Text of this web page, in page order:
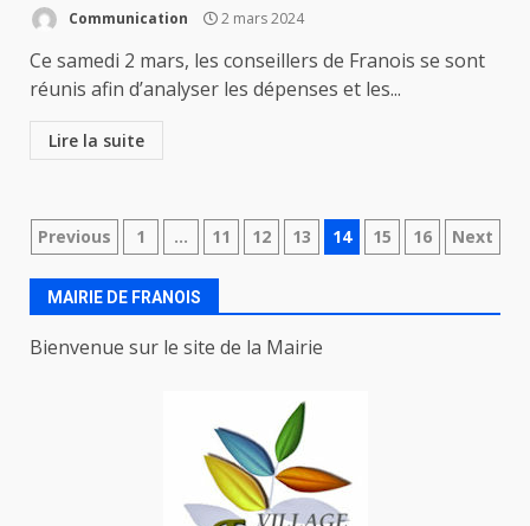
Communication 2 mars 2024
Ce samedi 2 mars, les conseillers de Franois se sont
réunis afin d’analyser les dépenses et les...
Lire la suite
Navigation
des
articles
Previous 1 … 11 12 13 14 15 16 Next
MAIRIE DE FRANOIS
Bienvenue sur le site de la Mairie